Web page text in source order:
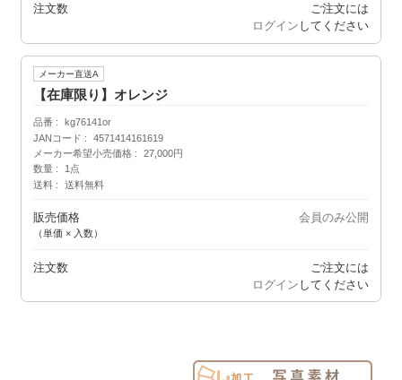
注文数
ご注文には
ログイン してください
メーカー直送A
【在庫限り】オレンジ
品番
kg76141or
JANコード
4571414161619
メーカー希望小売価格
27,000円
数量
1点
送料
送料無料
販売価格
（単価 × 入数）
会員のみ公開
注文数
ご注文には
ログイン してください